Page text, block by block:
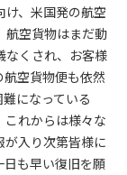
け、米国発の航空
航空貨物はまだ動
なくされ、お客様
空貨物便も依然
になっている
れからは様々な
が入り次第皆様に
日も早い復旧を願